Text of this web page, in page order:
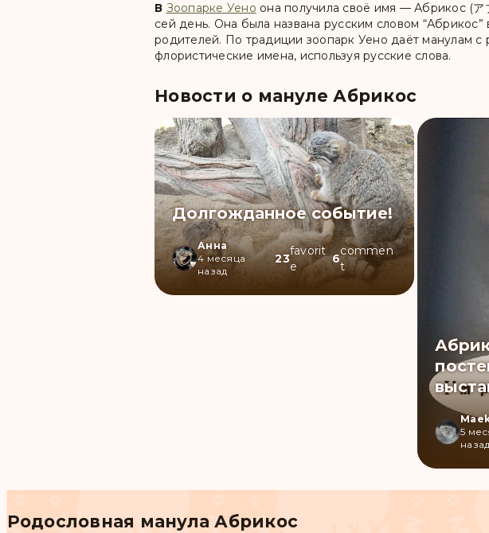
В Зоопарке Уено она получила своё имя — Абрикос (ア
сей день. Она была названа русским словом
родителей. По традиции зоопарк Уено даёт манулам с
флористические имена, используя русские слова.
Новости о мануле Абрикос
Долгожданное событие!
Анна
4 месяца
назад
23
favorit
e
6
commen
t
5
назад
Родословная манула Абрикос